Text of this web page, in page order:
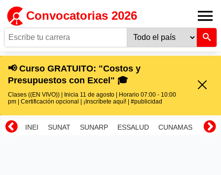
Convocatorias 2026
📢 Curso GRATUITO: "Costos y
Presupuestos con Excel" 🎓
Clases ((EN VIVO)) | Inicia 11 de agosto | Horario 07:00 - 10:00
pm | Certificación opcional | ¡Inscríbete aquí! | #publicidad
INEI SUNAT SUNARP ESSALUD CUNAMAS